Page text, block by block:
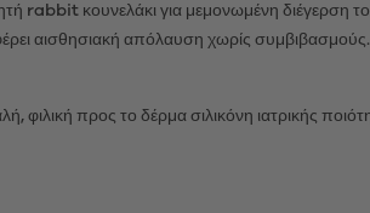
rabbit κουνελάκι για μεμονωμένη διέγερση
αισθησιακή απόλαυση χωρίς συμβιβασμούς.
φιλική προς το δέρμα σιλικόνη ιατρικής